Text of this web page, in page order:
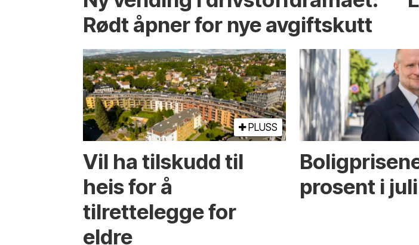
Rødt åpner for nye avgiftskutt
PLUSS
Vil ha tilskudd til
heis for å
tilrettelegge for
eldre
prosent i juli